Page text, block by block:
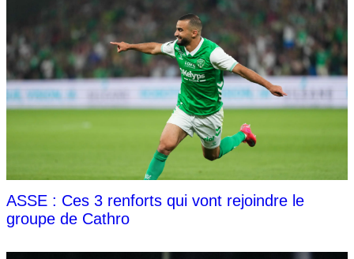
ASSE : Ces 3 renforts qui vont rejoindre le
groupe de Cathro